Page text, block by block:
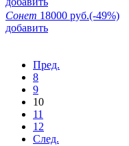
Сонет 18000 руб.(-49%)
добавить
Пред.
8
9
10
11
12
След.